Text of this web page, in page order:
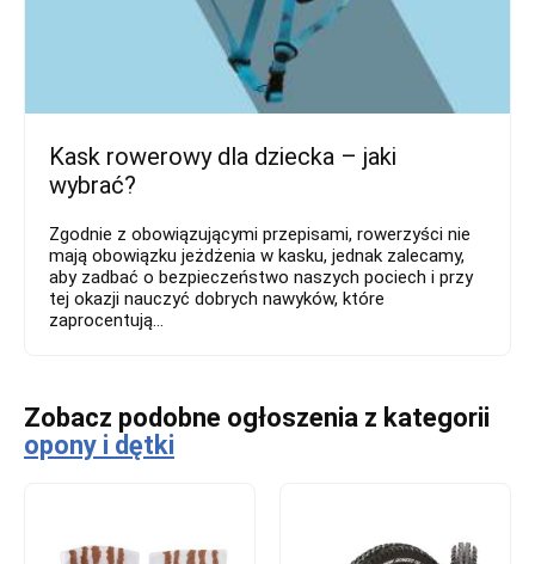
Kask rowerowy dla dziecka – jaki
wybrać?
Zgodnie z obowiązującymi przepisami, rowerzyści nie
mają obowiązku jeżdżenia w kasku, jednak zalecamy,
aby zadbać o bezpieczeństwo naszych pociech i przy
tej okazji nauczyć dobrych nawyków, które
zaprocentują...
Zobacz podobne ogłoszenia z kategorii
opony i dętki